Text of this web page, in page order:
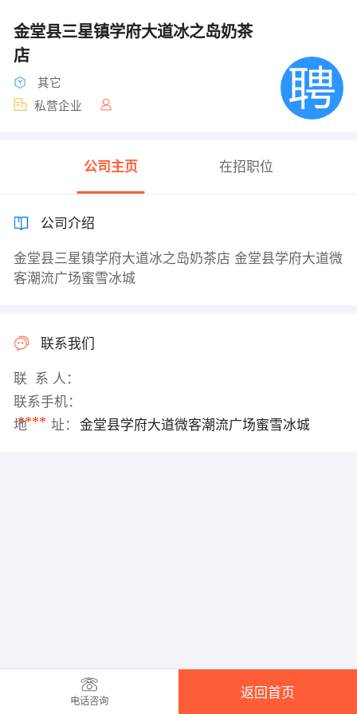
金堂县三星镇学府大道冰之岛奶茶
店
其它
私营企业
公司主页 在招职位
公司介绍
金堂县三星镇学府大道冰之岛奶茶店 金堂县学府大道微
客潮流广场蜜雪冰城
联系我们
联 系 人：
联系手机：
****
地 址： 金堂县学府大道微客潮流广场蜜雪冰城
电话咨询
返回首页